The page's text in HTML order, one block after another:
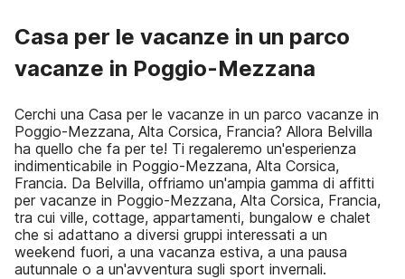
Casa per le vacanze in un parco
vacanze in Poggio-Mezzana
Cerchi una Casa per le vacanze in un parco vacanze in
Poggio-Mezzana, Alta Corsica, Francia? Allora Belvilla
ha quello che fa per te! Ti regaleremo un'esperienza
indimenticabile in Poggio-Mezzana, Alta Corsica,
Francia. Da Belvilla, offriamo un'ampia gamma di affitti
per vacanze in Poggio-Mezzana, Alta Corsica, Francia,
tra cui ville, cottage, appartamenti, bungalow e chalet
che si adattano a diversi gruppi interessati a un
weekend fuori, a una vacanza estiva, a una pausa
autunnale o a un'avventura sugli sport invernali.